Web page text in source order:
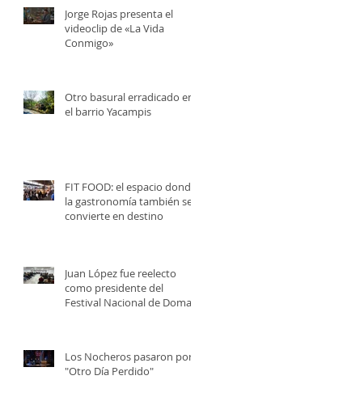
Jorge Rojas presenta el
videoclip de «La Vida
Conmigo»
Otro basural erradicado en
el barrio Yacampis
FIT FOOD: el espacio donde
la gastronomía también se
convierte en destino
Juan López fue reelecto
como presidente del
Festival Nacional de Doma y
Los Nocheros pasaron por
"Otro Día Perdido"